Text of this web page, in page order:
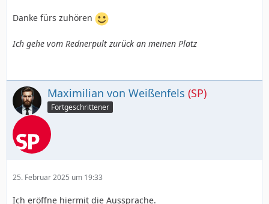
Danke fürs zuhören
Ich gehe vom Rednerpult zurück an meinen Platz
Maximilian von Weißenfels (SP)
Fortgeschrittener
25. Februar 2025 um 19:33
Ich eröffne hiermit die Aussprache.